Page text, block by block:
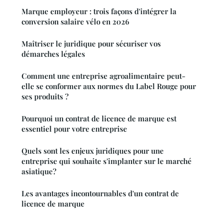
Marque employeur : trois façons d'intégrer la
conversion salaire vélo en 2026
Maîtriser le juridique pour sécuriser vos
démarches légales
Comment une entreprise agroalimentaire peut-
elle se conformer aux normes du Label Rouge pour
ses produits ?
Pourquoi un contrat de licence de marque est
essentiel pour votre entreprise
Quels sont les enjeux juridiques pour une
entreprise qui souhaite s'implanter sur le marché
asiatique?
Les avantages incontournables d'un contrat de
licence de marque